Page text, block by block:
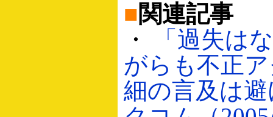
■関連記事
・
「過失は
がらも不正
細の言及は